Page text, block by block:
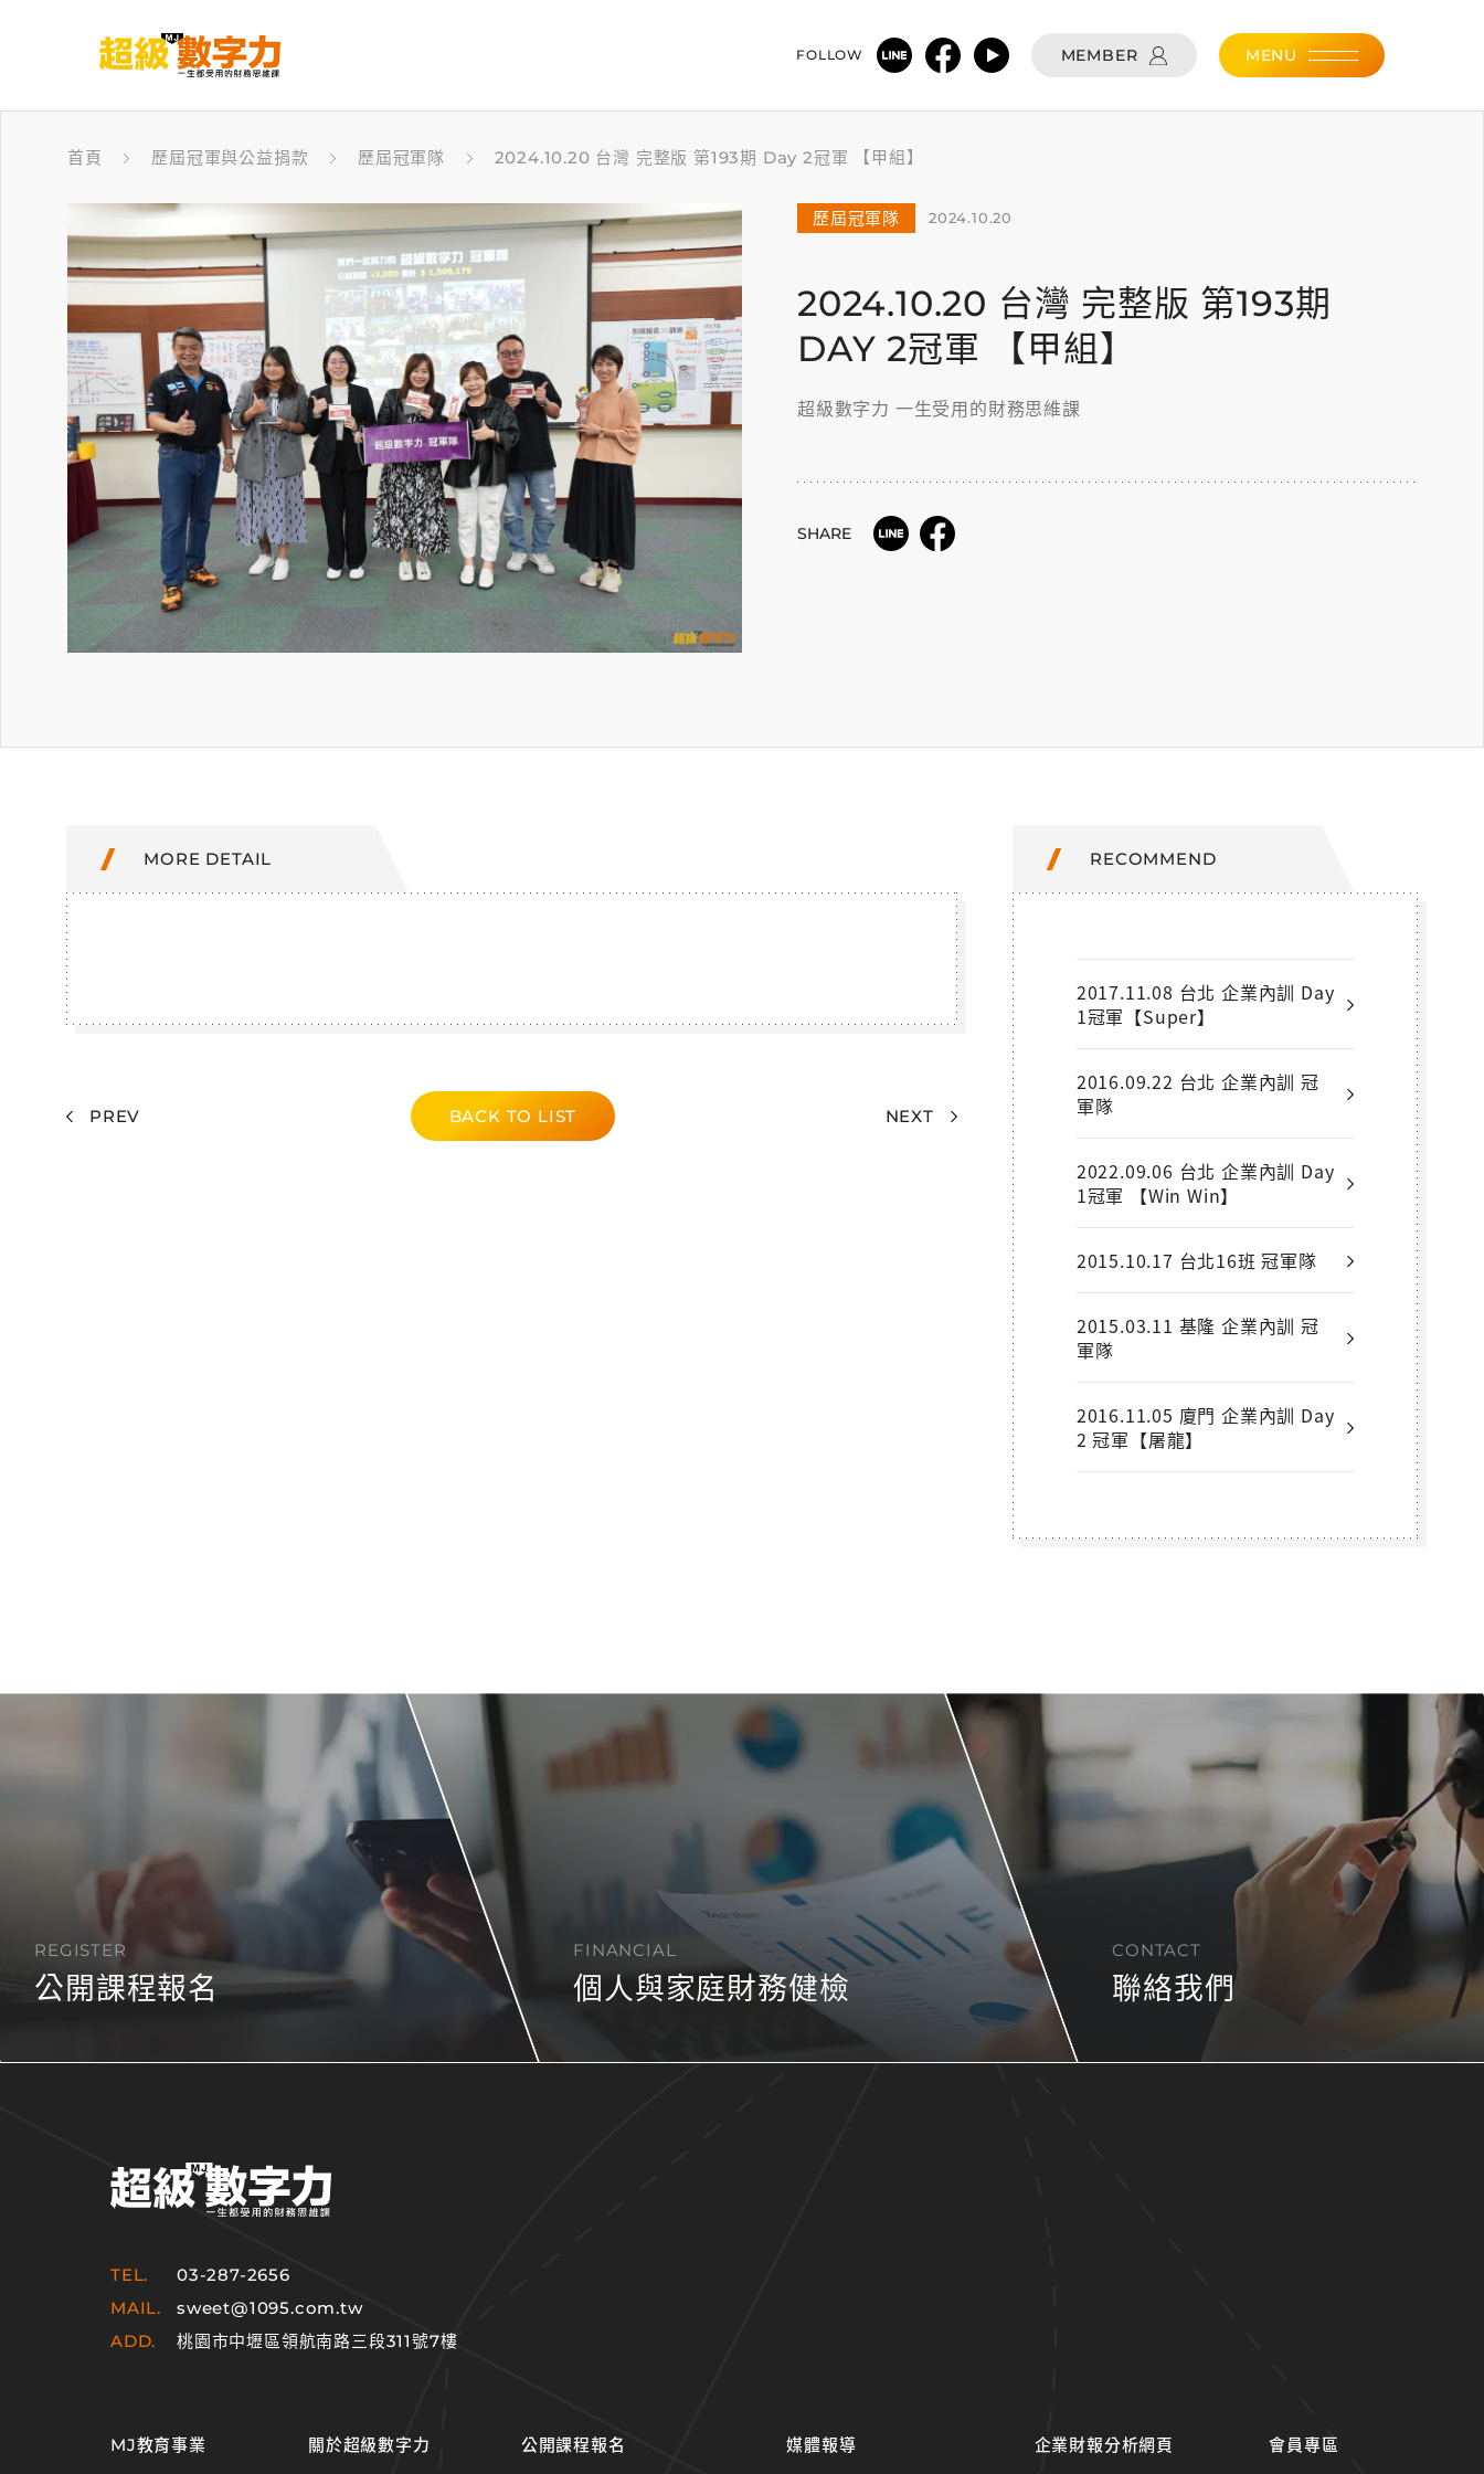
FOLLOW MEMBER MENU
首頁 歷屆冠軍與公益捐款 歷屆冠軍隊 2024.10.20 台灣 完整版 第193期 Day 2冠軍 【甲組】
歷屆冠軍隊 2024.10.20
2024.10.20 台灣 完整版 第193期
DAY 2冠軍 【甲組】
超級數字力 一生受用的財務思維課
SHARE
MORE DETAIL
PREV BACK TO LIST NEXT
RECOMMEND
2017.11.08 台北 企業內訓 Day
1冠軍【Super】
2016.09.22 台北 企業內訓 冠
軍隊
2022.09.06 台北 企業內訓 Day
1冠軍 【Win Win】
2015.10.17 台北16班 冠軍隊
2015.03.11 基隆 企業內訓 冠
軍隊
2016.11.05 廈門 企業內訓 Day
2 冠軍【屠龍】
REGISTER
公開課程報名
FINANCIAL
個人與家庭財務健檢
CONTACT
聯絡我們
TEL.
03-287-2656
MAIL.
sweet@1095.com.tw
ADD.
桃園市中壢區領航南路三段311號7樓
MJ教育事業 關於超級數字力 公開課程報名 媒體報導 企業財報分析網頁 會員專區